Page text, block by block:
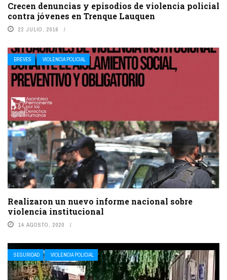
Crecen denuncias y episodios de violencia policial
contra jóvenes en Trenque Lauquen
22 JULIO, 2016
BREVES VIOLENCIA POLICIAL
Realizaron un nuevo informe nacional sobre
violencia institucional
14 AGOSTO, 2020
SEGURIDAD VIOLENCIA POLICIAL